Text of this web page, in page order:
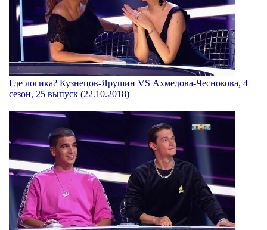
Где логика? Кузнецов-Ярушин VS Ахмедова-Чеснокова, 4
сезон, 25 выпуск (22.10.2018)